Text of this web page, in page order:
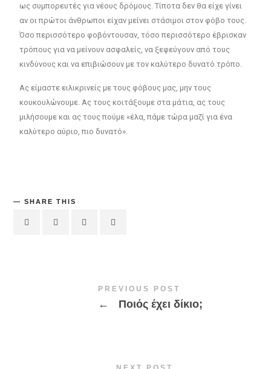
ως συμπορευτές για νέους δρόμους. Τίποτα δεν θα είχε γίνει
αν οι πρώτοι άνθρωποι είχαν μείνει στάσιμοι στον φόβο τους.
Όσο περισσότερο φοβόντουσαν, τόσο περισσότερο έβρισκαν
τρόπους για να μείνουν ασφαλείς, να ξεφεύγουν από τους
κινδύνους και να επιβιώσουν με τον καλύτερο δυνατό τρόπο.
Ας είμαστε ειλικρινείς με τους φόβους μας, μην τους
κουκουλώνουμε. Ας τους κοιτάξουμε στα μάτια, ας τους
μιλήσουμε και ας τους πούμε «έλα, πάμε τώρα μαζί για ένα
καλύτερο αύριο, πιο δυνατό».
SHARE THIS
PREVIOUS POST
← Ποιός έχει δίκιο;